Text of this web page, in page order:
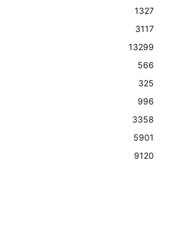
1327
3117
13299
566
325
996
3358
5901
9120